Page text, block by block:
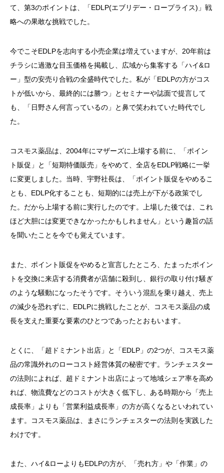
て、第3のポイントは、「EDLP(エブリデー・ロープライス)」戦
略への果敢な挑戦でした。
今でこそEDLPを志向する小売企業は増えていますが、20年前は
チラシに過激な目玉価格を掲載し、広域から集客する「ハイ&ロ
ー」型の安売り合戦の全盛時代でした。私が「EDLPの方がコス
トが低いから、最終的には勝つ」とセミナーや誌面で提言して
も、「日野さん何言っているの」と鼻で笑われていた時代でし
た。
コスモス薬品は、2004年にマザーズに上場する前に、「ポイン
ト販促」と「短期特価販売」をやめて、全店をEDLP戦略に一挙
に変更しました。当時、宇野社長は、「ポイント販促をやめるこ
とも、EDLP化することも、短期的には売上が下がる政策でし
た。だから上場する前に実行したのです。上場した後では、これ
ほど大胆には変更できなかったかもしれません」という趣旨の話
を聞いたことを今でも覚えています。
また、ポイント販促をやめると宣言したところ、たまったポイン
トを交換に来店する消費者が店舗に殺到し、銀行の取り付け騒ぎ
のような騒動になったそうです。そういう混乱を乗り越え、売上
の減少を恐れずに、EDLPに挑戦したことが、コスモス薬品の成
長を支えた重要な要素のひとつであったとおもいます。
とくに、「超ドミナント出店」と「EDLP」の2つが、コスモス薬
品の常識外れのローコスト経営体質の秘密です。ランチェスター
の法則によれば、超ドミナント出店によって地域シェア率を高め
れば、物流費などのコストが大きく低下し、ある時期から「売上
成長率」よりも「営業利益成長率」の方が高くなるといわれてい
ます。コスモス薬品は、まさにランチェスターの法則を実践した
わけです。
また、ハイ&ローよりもEDLPの方が、「売れ方」や「作業」の